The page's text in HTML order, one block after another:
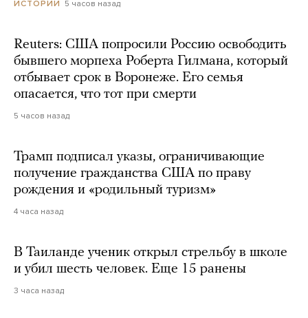
ИСТОРИИ 5 часов назад
Reuters: США попросили Россию освободить
бывшего морпеха Роберта Гилмана, который
отбывает срок в Воронеже. Его семья
опасается, что тот при смерти
5 часов назад
Трамп подписал указы, ограничивающие
получение гражданства США по праву
рождения и «родильный туризм»
4 часа назад
В Таиланде ученик открыл стрельбу в школе
и убил шесть человек. Еще 15 ранены
3 часа назад